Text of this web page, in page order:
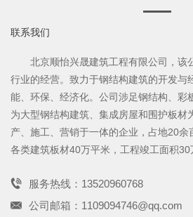
联系我们
北京顺怡兴晟建筑工程有限公司，该
行业的经营。致力于钢结构建筑的开发与
能、环保、经济化。公司涉足钢结构、彩
为大型钢结构建筑、集成房屋和围护板材
产、施工、营销于一体的企业，占地20余
各类建筑板材40万平米，工程竣工面积30
服务热线：13520960768
公司邮箱：1109094746@qq.com